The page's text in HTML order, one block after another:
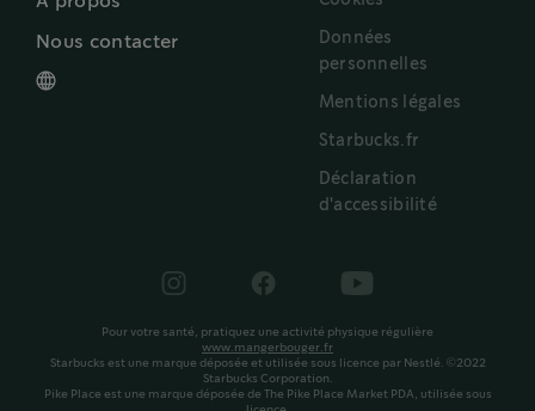
Nous contacter
Données
personnelles
Mentions légales
Starbucks.fr
Déclaration
d'accessibilité
Pour votre santé, pratiquez une activité physique régulière
www.mangerbouger.fr
Starbucks est une marque déposée et utilisée sous licence par Nestlé. ©2022
Starbucks Corporation.
Pike Place est une marque déposée de The Pike Place Market PDA, utilisée sous